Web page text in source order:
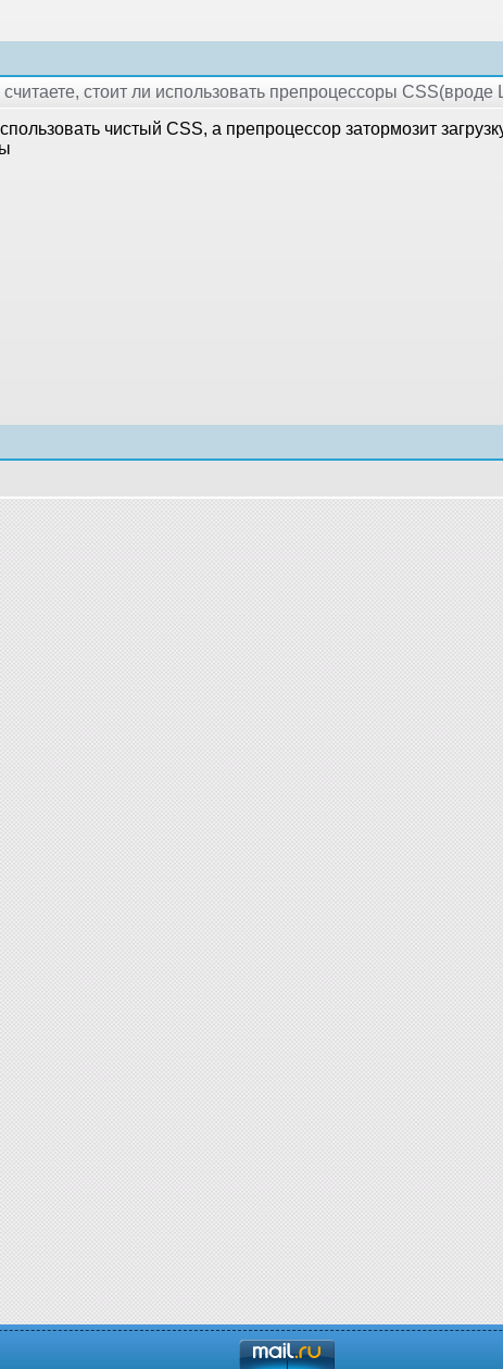
стоит ли использовать препроцессоры CSS(вроде
чистый CSS, а препроцессор затормозит